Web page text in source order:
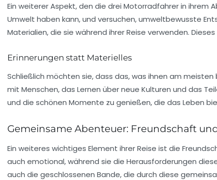
Ein weiterer Aspekt, den die drei Motorradfahrer in ihrem
Umwelt haben kann, und versuchen, umweltbewusste
Materialien, die sie während ihrer Reise verwenden.
Erinnerungen statt Materielles
Schließlich möchten sie, dass das, was ihnen am
mit Menschen, das Lernen über neue Kulturen und das
und die schönen Momente zu genießen, die das Leben
Gemeinsame Abenteuer: Freundschaft
Ein weiteres wichtiges Element ihrer Reise ist die
auch emotional, während sie die Herausforderungen
auch die geschlossenen Bande, die durch diese